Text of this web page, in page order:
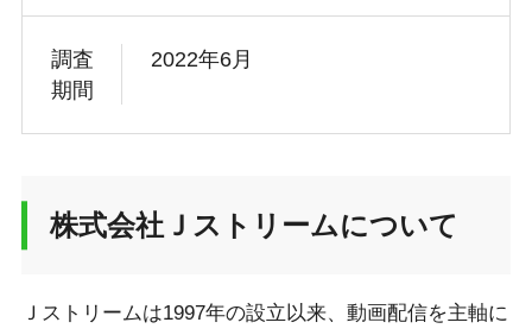
調査
期間
2022年6月
株式会社Ｊストリームについて
Ｊストリームは1997年の設立以来、動画配信を主軸に